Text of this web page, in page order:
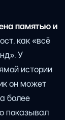
памятью и
как «всё
У
истории
он может
более
показывал